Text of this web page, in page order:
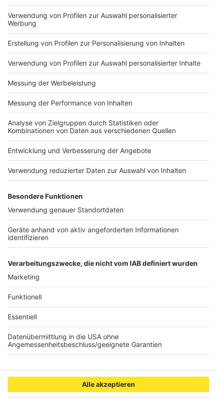
möchten, erreichen die Teilnehmer den
Datenschutzbeauftragten per E-Mail unter
datenschutz@radionrw.de
genannter Adresse der RADIO NRW GmbH. Teilnehmer
haben zudem das Recht, sich wegen Verstößen gegen
das Datenschutzrecht im Wege der Beschwerde an
die zuständige Datenschutzaufsichtsbehörde (Die
Landesbeauftragte für den Datenschutz Nordrhein-
Westfalen) zu wenden. Weitere Informationen
erhalten die Teilnehmer unter
www.radionrw.de/datenschutz.
Anzeige
* Aus Gründen der besseren Lesbarkeit wurde für alle
verwendet. Wir weisen an dieser Stelle ausdrücklich
darauf hin, dass die ausschließliche Verwendung der
männlichen Form explizit als geschlechtsunabhängig
verstanden werden soll und sowohl die weibliche als
auch die männliche Schreibweise für die
Anzeige